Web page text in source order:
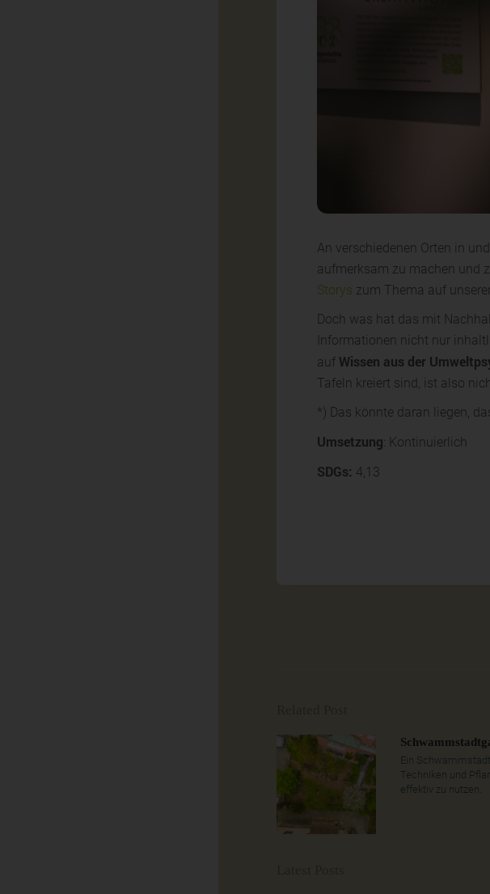
An verschiedenen Orten in
aufmerksam zu machen und
Storys zum Thema auf
Doch was hat das mit
Informationen nicht nur
auf Wissen aus der
Tafeln kreiert sind, ist also
*) Das könnte daran liegen,
Umsetzung: Kontinuierlich
SDGs: 4,13
Ein
Techniken und
effektiv zu nutzen.